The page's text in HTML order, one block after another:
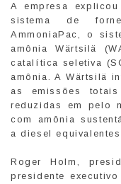
A empresa
sistema de
AmmoniaPac, o
amônia Wärtsilä
catalítica seletiva
amônia. A Wärtsilä
as emissões
reduzidas em pelo
com amônia
a diesel
Roger Holm,
presidente